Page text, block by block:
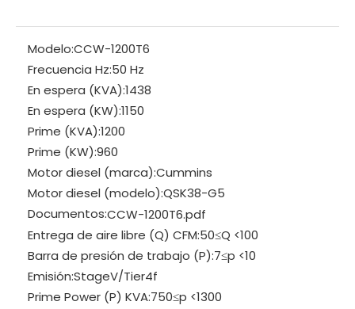
Modelo:CCW-1200T6
Frecuencia Hz:50 Hz
En espera (KVA):1438
En espera (KW):1150
Prime (KVA):1200
Prime (KW):960
Motor diesel (marca):Cummins
Motor diesel (modelo):QSK38-G5
Documentos:CCW-1200T6.pdf
Entrega de aire libre (Q) CFM:50≤Q <100
Barra de presión de trabajo (P):7≤p <10
Emisión:StageV/Tier4f
Prime Power (P) KVA:750≤p <1300